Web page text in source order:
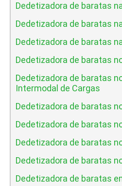
Dedetizadora de baratas
Dedetizadora de baratas
Dedetizadora de baratas
Dedetizadora de baratas
Dedetizadora de baratas
Intermodal de Cargas
Dedetizadora de baratas
Dedetizadora de baratas
Dedetizadora de baratas
Dedetizadora de baratas
Dedetizadora de baratas